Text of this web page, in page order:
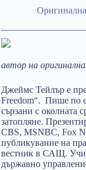
автор на
Джеймс Тейлър е
Freedom“. Пише по
сързани с околната
затопляне.
CBS, MSNBC, Fox
публикувание на
вестник в САЩ.
държавно